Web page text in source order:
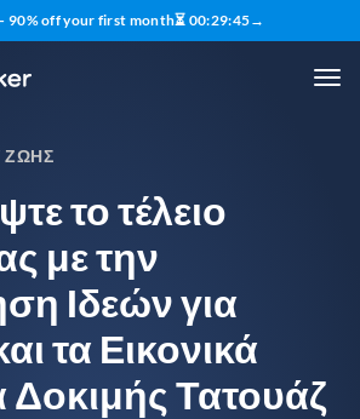
— 90% off your first month⏳ 00:29:44→
ΖΩΉΣ
το τέλειο
με την
Ιδεών για
τα Εικονικά
Δοκιμής Τατουάζ